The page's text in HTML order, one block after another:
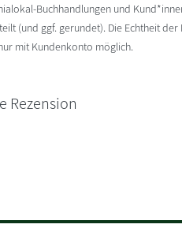
Buchhandlungen und
(und ggf. gerundet). Die Echtheit
mit Kundenkonto möglich.
Rezension